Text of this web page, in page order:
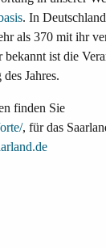
. In
als 370 mit ihr
ist die
Jahres.
finden Sie
, für das